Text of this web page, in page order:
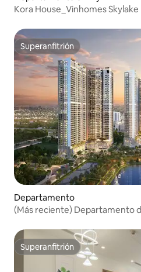
Kora House_Vinhomes
Superanfitrión
Superanfitrión
Departamento
(Más reciente) Departamento
Superanfitrión
Superanfitrión